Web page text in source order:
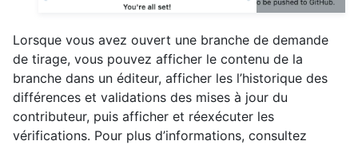
Lorsque vous avez ouvert une branche de demande
de tirage, vous pouvez afficher le contenu de la
branche dans un éditeur, afficher les l’historique des
différences et validations des mises à jour du
contributeur, puis afficher et réexécuter les
vérifications. Pour plus d’informations, consultez